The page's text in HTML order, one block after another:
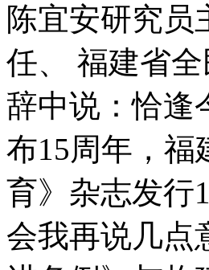
陈宜安研究员
任、 福建省
辞中说：恰逢
布15周年，福
育》杂志发行
会我再说几点